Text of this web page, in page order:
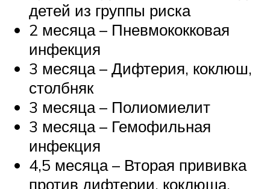
детей из группы риска
2 месяца – Пневмококковая
инфекция
3 месяца – Дифтерия, коклюш,
столбняк
3 месяца – Полиомиелит
3 месяца – Гемофильная
инфекция
4,5 месяца – Вторая прививка
против дифтерии, коклюша,